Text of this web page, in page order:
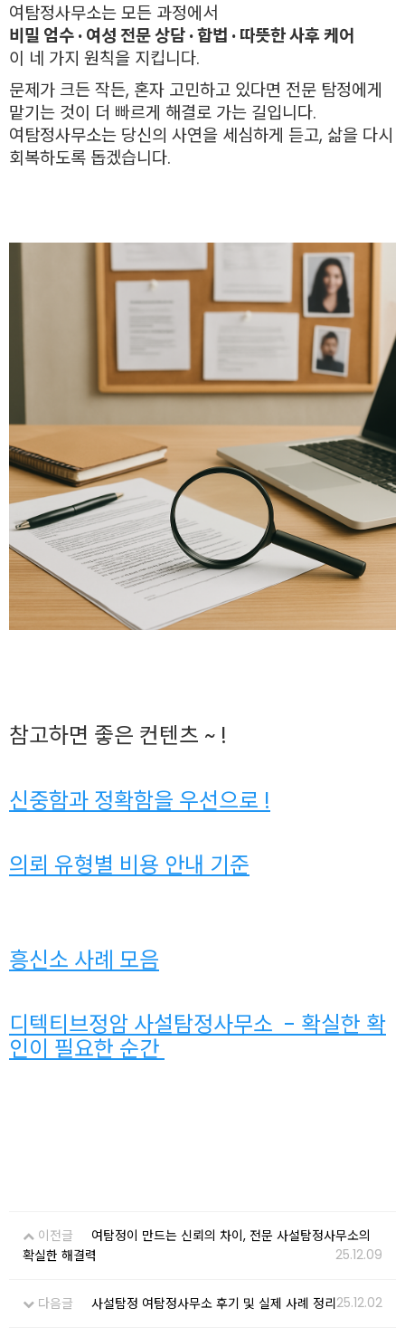
여탐정사무소는 모든 과정에서
비밀 엄수 · 여성 전문 상담 · 합법 · 따뜻한 사후 케어
이 네 가지 원칙을 지킵니다.
문제가 크든 작든, 혼자 고민하고 있다면 전문 탐정에게
맡기는 것이 더 빠르게 해결로 가는 길입니다.
여탐정사무소는 당신의 사연을 세심하게 듣고, 삶을 다시
회복하도록 돕겠습니다.
참고하면 좋은 컨텐츠 ~ !
신중함과 정확함을 우선으로 !
의뢰 유형별 비용 안내 기준
흥신소 사례 모음
디텍티브정암 사설탐정사무소 - 확실한 확
인이 필요한 순간
이전글
여탐정이 만드는 신뢰의 차이, 전문 사설탐정사무소의
확실한 해결력
25.12.09
다음글 사설탐정 여탐정사무소 후기 및 실제 사례 정리25.12.02